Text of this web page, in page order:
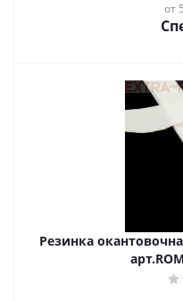
от
Резинка